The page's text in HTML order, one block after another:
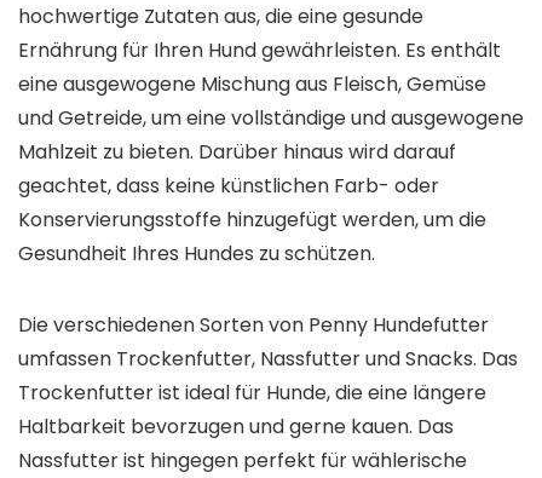
hochwertige Zutaten aus, die eine gesunde
Ernährung für Ihren Hund gewährleisten. Es enthält
eine ausgewogene Mischung aus Fleisch, Gemüse
und Getreide, um eine vollständige und ausgewogene
Mahlzeit zu bieten. Darüber hinaus wird darauf
geachtet, dass keine künstlichen Farb- oder
Konservierungsstoffe hinzugefügt werden, um die
Gesundheit Ihres Hundes zu schützen.
Die verschiedenen Sorten von Penny Hundefutter
umfassen Trockenfutter, Nassfutter und Snacks. Das
Trockenfutter ist ideal für Hunde, die eine längere
Haltbarkeit bevorzugen und gerne kauen. Das
Nassfutter ist hingegen perfekt für wählerische